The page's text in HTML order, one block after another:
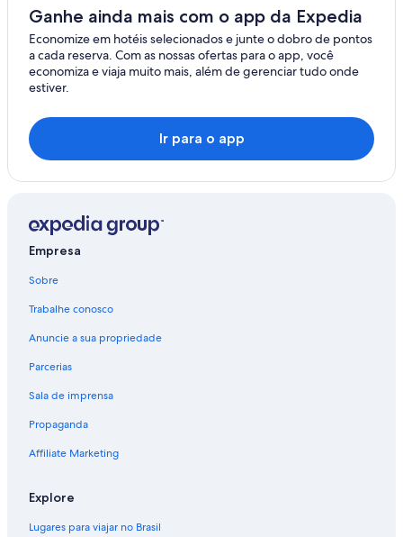
Ganhe ainda mais com o app da Expedia
Economize em hotéis selecionados e junte o dobro de pontos
a cada reserva. Com as nossas ofertas para o app, você
economiza e viaja muito mais, além de gerenciar tudo onde
estiver.
Ir para o app
Empresa
Sobre
Trabalhe conosco
Anuncie a sua propriedade
Parcerias
Sala de imprensa
Propaganda
Affiliate Marketing
Explore
Lugares para viajar no Brasil